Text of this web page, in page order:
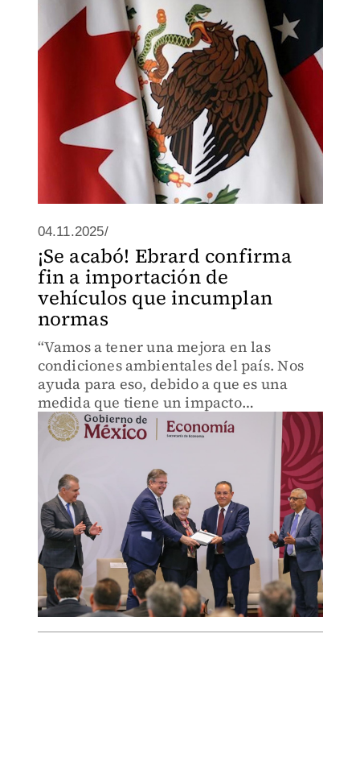
04.11.2025/
¡Se acabó! Ebrard confirma
fin a importación de
vehículos que incumplan
normas
“Vamos a tener una mejora en las
condiciones ambientales del país. Nos
ayuda para eso, debido a que es una
medida que tiene un impacto
inmediato”, expresó.